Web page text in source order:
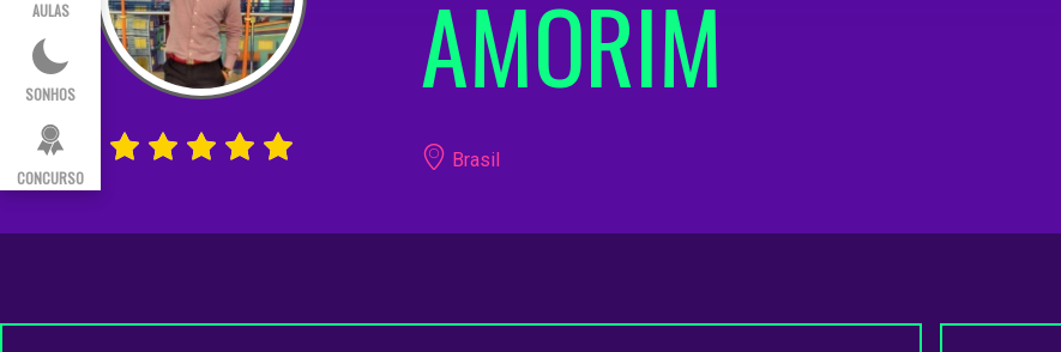
AULAS
SONHOS
CONCURSO
AMORIM
Brasil